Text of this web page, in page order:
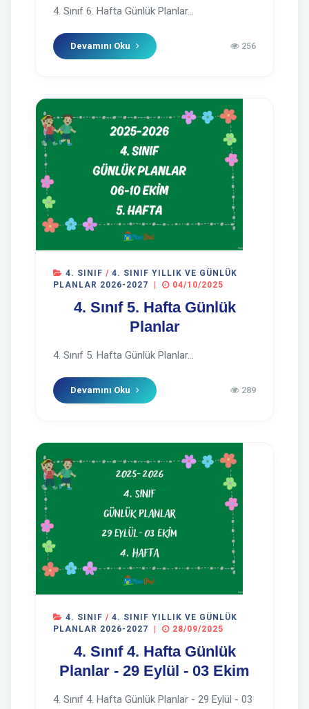
4. Sınıf 6. Hafta Günlük Planlar...
Devamını Oku 256
4. SINIF / 4. SINIF YILLIK VE GÜNLÜK
PLANLAR 2026-2027
04/10/2025
4. Sınıf 5. Hafta Günlük
Planlar
4. Sınıf 5. Hafta Günlük Planlar...
Devamını Oku 289
4. SINIF / 4. SINIF YILLIK VE GÜNLÜK
PLANLAR 2026-2027
28/09/2025
4. Sınıf 4. Hafta Günlük
Planlar - 29 Eylül - 03 Ekim
4. Sınıf 4. Hafta Günlük Planlar - 29 Eylül - 03